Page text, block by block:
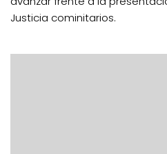
Justicia cominitarios.